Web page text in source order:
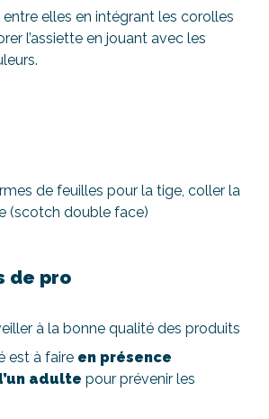
elles en intégrant les corolles
l’assiette en jouant avec les
de feuilles pour la tige, coller la
(scotch double face)
de pro
à la bonne qualité des produits
est à faire en présence
adulte pour prévenir les